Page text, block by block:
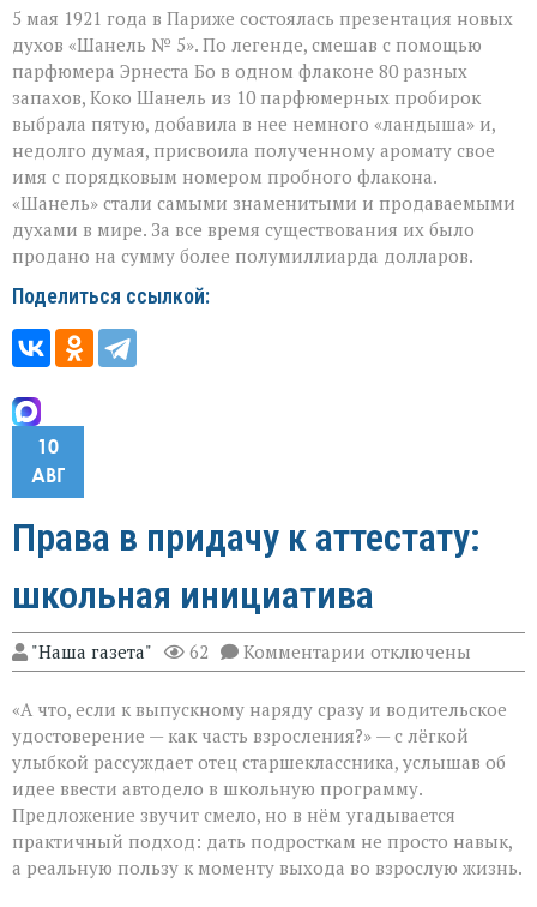
духи
«Chanel
No.
5»
5 мая 1921 года в Париже состоялась презентация новых
духов «Шанель № 5». По легенде, смешав с помощью
парфюмера Эрнеста Бо в одном флаконе 80 разных
запахов, Коко Шанель из 10 парфюмерных пробирок
выбрала пятую, добавила в нее немного «ландыша» и,
недолго думая, присвоила полученному аромату свое
имя с порядковым номером пробного флакона.
«Шанель» стали самыми знаменитыми и продаваемыми
духами в мире. За все время существования их было
продано на сумму более полумиллиарда долларов.
Поделиться ссылкой:
10
АВГ
Права в придачу к аттестату:
школьная инициатива
"Наша газета" 62 Комментарии к
записи
в
придачу
аттестату:
школьная
инициатива
отключены
«А что, если к выпускному наряду сразу и водительское
удостоверение — как часть взросления?» — с лёгкой
улыбкой рассуждает отец старшеклассника, услышав об
идее ввести автодело в школьную программу.
Предложение звучит смело, но в нём угадывается
практичный подход: дать подросткам не просто навык,
а реальную пользу к моменту выхода во взрослую жизнь.